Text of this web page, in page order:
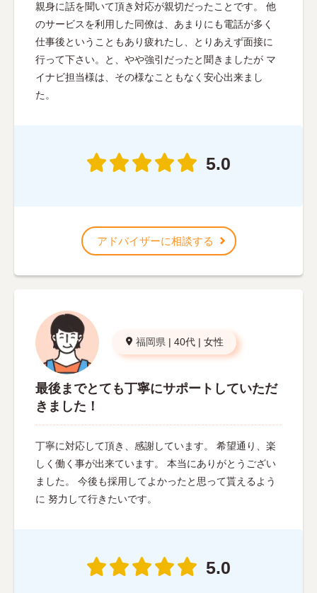
親身に話を聞いて頂き対応が親切だったことです。 他
のサービスを利用した同僚は、あまりにも電話が多く
仕事後ということもあり疲れたし、とりあえず面接に
行って下さい。と、やや強引だったと聞きましたが マ
イナビ担当様は、その様なこともなく安心出来まし
た。
5.0
アドバイザーに相談する
福岡県 | 40代 | 女性
最後までとても丁寧にサポートしていただ
きました！
丁寧に対応して頂き、感謝しています。 希望通り、楽
しく働く事が出来ています。 本当にありがとうござい
ました。 今後も採用してよかったと思って貰えるよう
に 努力して行きたいです。
5.0